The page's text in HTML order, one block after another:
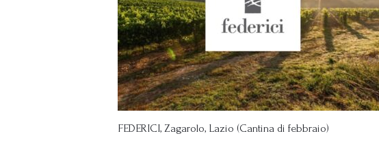
FEDERICI, Zagarolo, Lazio (Cantina di febbraio)